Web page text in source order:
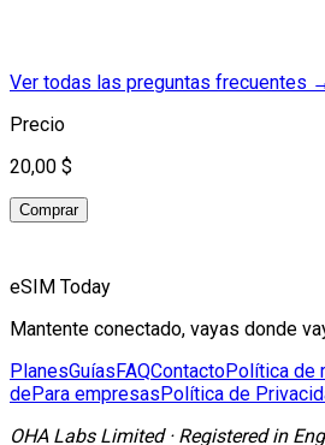
Ver todas las preguntas frecuentes
Precio
20,00 $
Comprar
eSIM Today
Mantente conectado, vayas donde
PlanesGuíasFAQContactoPolítica de
dePara empresasPolítica de
OHA Labs Limited· Registered in